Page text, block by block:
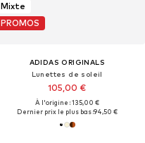
Mixte
PROMOS
ADIDAS ORIGINALS
Lunettes de soleil
105,00 €
À l'origine : 135,00 €
Dernier prix le plus bas :94,50 €